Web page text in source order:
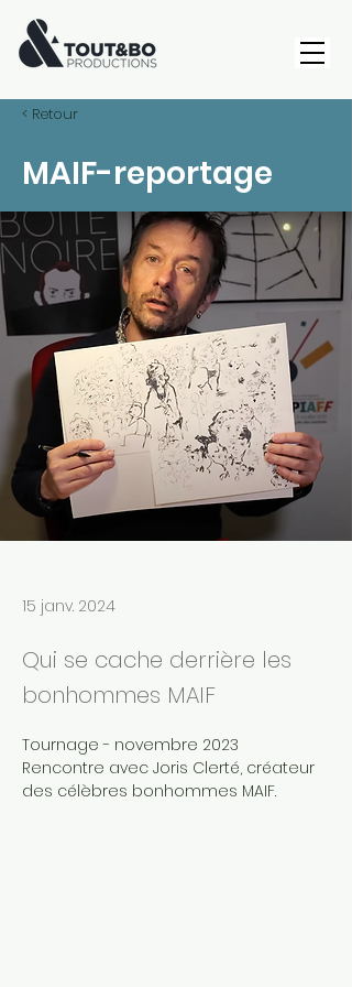
< Retour
MAIF-reportage
15 janv. 2024
Qui se cache derrière les
bonhommes MAIF
Tournage - novembre 2023
Rencontre avec Joris Clerté, créateur
des célèbres bonhommes MAIF.